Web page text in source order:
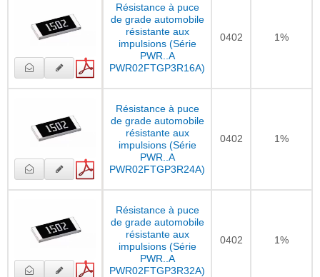
Résistance à puce
de grade automobile
résistante aux
impulsions (Série
PWR..A
PWR02FTGP3R16A)
0402 1%
Résistance à puce
de grade automobile
résistante aux
impulsions (Série
PWR..A
PWR02FTGP3R24A)
0402 1%
Résistance à puce
de grade automobile
résistante aux
impulsions (Série
PWR..A
PWR02FTGP3R32A)
0402 1%